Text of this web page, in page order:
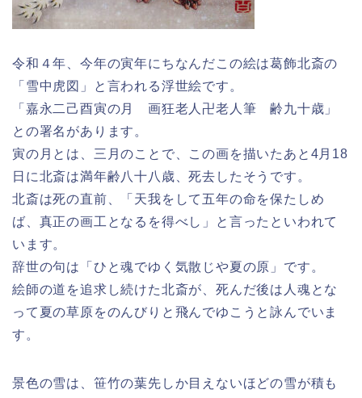
令和４年、今年の寅年にちなんだこの絵は葛飾北斎の
「雪中虎図」と言われる浮世絵です。
「嘉永二己酉寅の月 画狂老人卍老人筆 齢九十歳」
との署名があります。
寅の月とは、三月のことで、この画を描いたあと4月18
日に北斎は満年齢八十八歳、死去したそうです。
北斎は死の直前、「天我をして五年の命を保たしめ
ば、真正の画工となるを得べし」と言ったといわれて
います。
辞世の句は「ひと魂でゆく気散じや夏の原」です。
絵師の道を追求し続けた北斎が、死んだ後は人魂とな
って夏の草原をのんびりと飛んでゆこうと詠んでいま
す。
景色の雪は、笹竹の葉先しか目えないほどの雪が積も